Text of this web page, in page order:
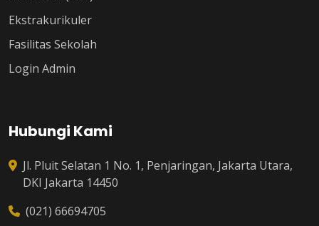
Ekstrakurikuler
Fasilitas Sekolah
Login Admin
Hubungi Kami
Jl. Pluit Selatan 1 No. 1, Penjaringan, Jakarta Utara,
DKI Jakarta 14450
(021) 66694705